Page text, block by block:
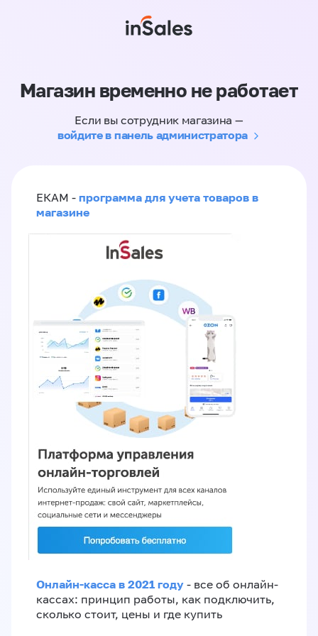
Магазин временно не работает
Если вы сотрудник магазина —
войдите в панель администратора
ЕКАМ - программа для учета товаров в
магазине
Онлайн-касса в 2021 году - все об онлайн-
кассах: принцип работы, как подключить,
сколько стоит, цены и где купить